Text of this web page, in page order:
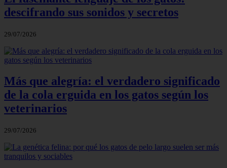
descifrando sus sonidos y secretos
29/07/2026
Más que alegría: el verdadero significado
de la cola erguida en los gatos según los
veterinarios
29/07/2026